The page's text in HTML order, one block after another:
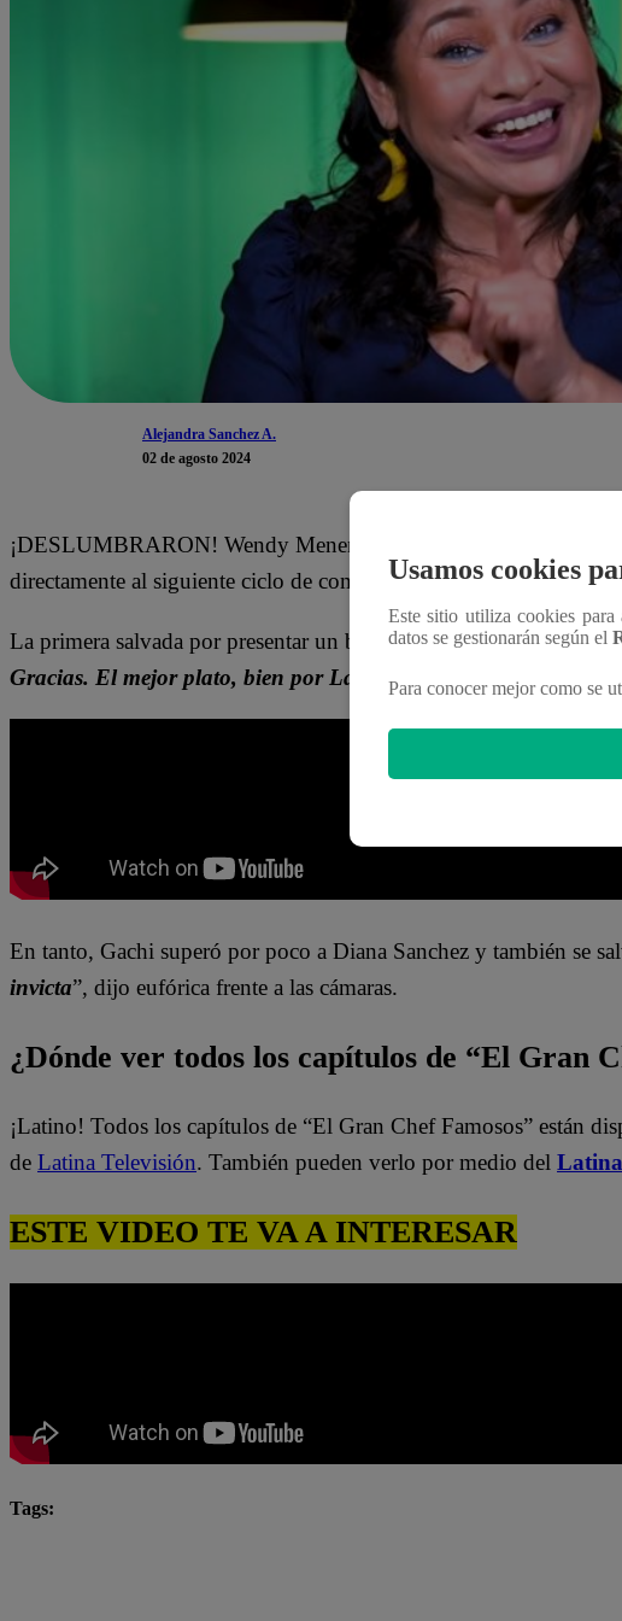
Alejandra Sanchez A.
02 de agosto 2024
¡DESLUMBRARON! Wendy Menendez y Gachi Rivero se
directamente al siguiente ciclo de competencia en “El Gran Chef
La primera salvada por presentar un buen plato de arroz con
Gracias. El mejor plato, bien por La Academia. Seguimos
En tanto, Gachi superó por poco a Diana Sanchez y también se
invicta”, dijo eufórica frente a las cámaras.
¿Dónde ver todos los capítulos de “El Gran
¡Latino! Todos los capítulos de “El Gran Chef Famosos” están
de Latina Televisión. También pueden verlo por medio del
ESTE VIDEO TE VA A INTERESAR
Tags:
Usamos cookies
Este sitio utiliza cookies
datos se gestionarán según el
Para conocer mejor como se